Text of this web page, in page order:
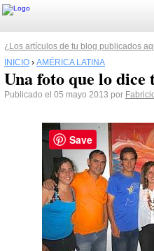
¿Los artículos de tu blog publicados
INICIO › AMÉRICA LATINA
Una foto que lo dice
Publicado el 05 mayo 2013 por
Save